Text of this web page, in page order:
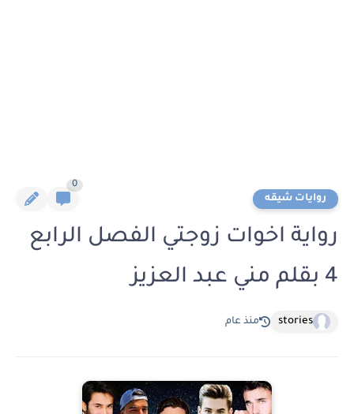
روايات شيقه
0
رواية اخوات زوجتي الفصل الرابع
4 بقلم مني عبد العزيز
stories منذ عام